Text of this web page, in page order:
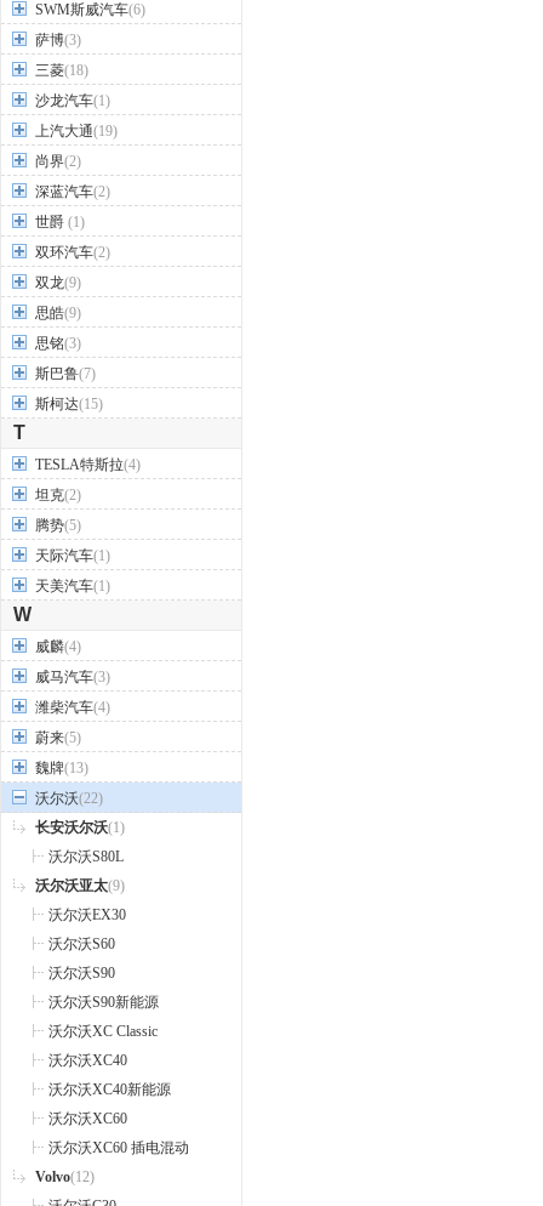
SWM斯威汽车(6)
萨博(3)
三菱(18)
沙龙汽车(1)
上汽大通(19)
尚界(2)
深蓝汽车(2)
世爵 (1)
双环汽车(2)
双龙(9)
思皓(9)
思铭(3)
斯巴鲁(7)
斯柯达(15)
T
TESLA特斯拉(4)
坦克(2)
腾势(5)
天际汽车(1)
天美汽车(1)
W
威麟(4)
威马汽车(3)
潍柴汽车(4)
蔚来(5)
魏牌(13)
沃尔沃(22)
长安沃尔沃(1)
沃尔沃S80L
沃尔沃亚太(9)
沃尔沃EX30
沃尔沃S60
沃尔沃S90
沃尔沃S90新能源
沃尔沃XC Classic
沃尔沃XC40
沃尔沃XC40新能源
沃尔沃XC60
沃尔沃XC60 插电混动
Volvo(12)